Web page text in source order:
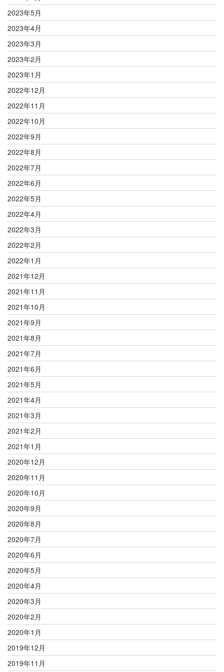
2023年5月
2023年4月
2023年3月
2023年2月
2023年1月
2022年12月
2022年11月
2022年10月
2022年9月
2022年8月
2022年7月
2022年6月
2022年5月
2022年4月
2022年3月
2022年2月
2022年1月
2021年12月
2021年11月
2021年10月
2021年9月
2021年8月
2021年7月
2021年6月
2021年5月
2021年4月
2021年3月
2021年2月
2021年1月
2020年12月
2020年11月
2020年10月
2020年9月
2020年8月
2020年7月
2020年6月
2020年5月
2020年4月
2020年3月
2020年2月
2020年1月
2019年12月
2019年11月